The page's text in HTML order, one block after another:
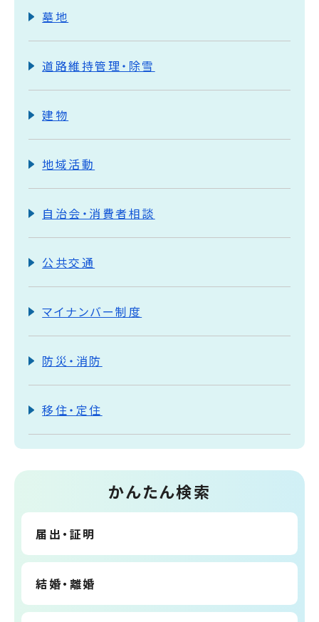
墓地
道路維持管理・除雪
建物
地域活動
自治会・消費者相談
公共交通
マイナンバー制度
防災・消防
移住・定住
かんたん検索
届出・証明
結婚・離婚